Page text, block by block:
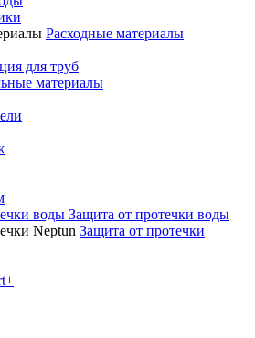
Расходные материалы
для труб
материалы
Защита от протечки воды
Защита от протечки